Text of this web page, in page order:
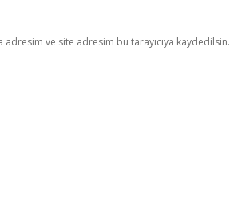
ve site adresim bu tarayıcıya kaydedilsin.